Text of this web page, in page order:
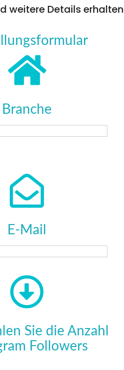
weitere Details
Branche
E-Mail
Sie die Anzahl
Followers